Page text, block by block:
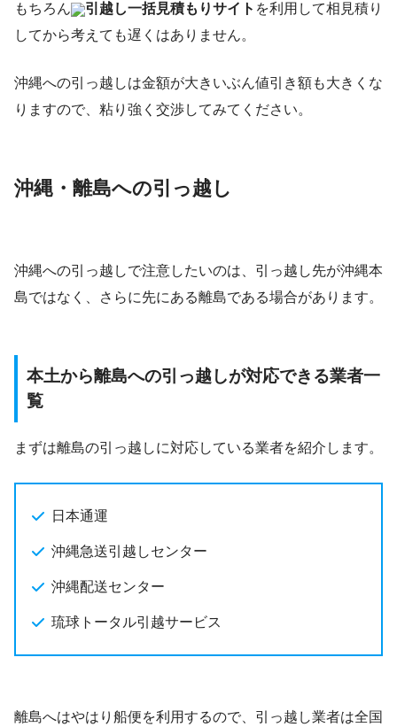
もちろん 引越し一括見積もりサイト を利用して相見積り
してから考えても遅くはありません。
沖縄への引っ越しは金額が大きいぶん値引き額も大きくな
りますので、粘り強く交渉してみてください。
沖縄・離島への引っ越し
沖縄への引っ越しで注意したいのは、引っ越し先が沖縄本
島ではなく、さらに先にある離島である場合があります。
本土から離島への引っ越しが対応できる業者一
覧
まずは離島の引っ越しに対応している業者を紹介します。
日本通運
沖縄急送引越しセンター
沖縄配送センター
琉球トータル引越サービス
離島へはやはり船便を利用するので、引っ越し業者は全国